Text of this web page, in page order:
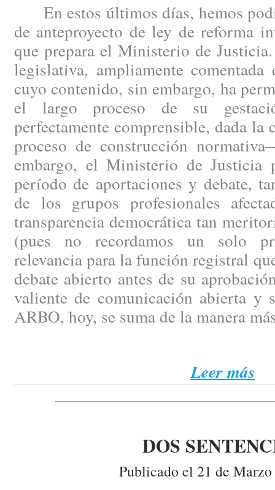
En estos últimos días, hemos
de anteproyecto de ley de reforma
que prepara el Ministerio de
legislativa, ampliamente
cuyo contenido, sin embargo, ha
el largo proceso de su
perfectamente comprensible, dada
proceso de construcción
embargo, el Ministerio de Justicia
período de aportaciones y debate,
de los grupos profesionales
transparencia democrática tan
(pues no recordamos un solo
relevancia para la función registral
debate abierto antes de su
valiente de comunicación abierta y
ARBO, hoy, se suma de la manera
Leer más
DOS
Publicado el 21 de